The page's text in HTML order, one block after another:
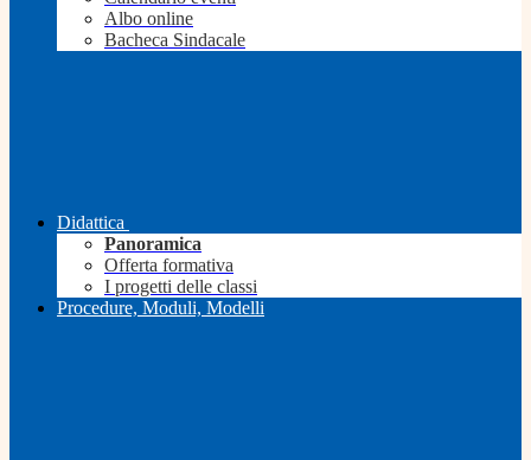
Albo online
Bacheca Sindacale
Didattica
Panoramica
Offerta formativa
I progetti delle classi
Procedure, Moduli, Modelli